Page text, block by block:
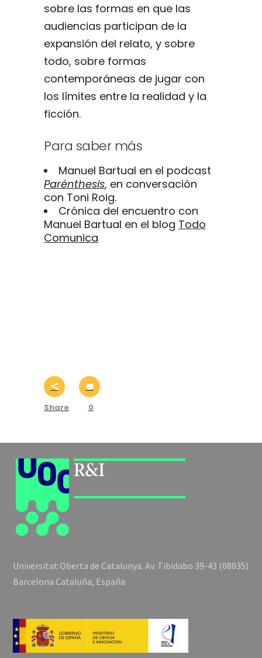
sobre las formas en que las
audiencias participan de la
expansión del relato, y sobre
todo, sobre formas
contemporáneas de jugar con
los límites entre la realidad y la
ficción.
Para saber más
Manuel Bartual en el podcast
Parénthesis, en conversación
con Toni Roig.
Crónica del encuentro con
Manuel Bartual en el blog Todo
Comunica
Share 0
Universitat Oberta de Catalunya. Av. Tibidabo 39-43 (08035)
Barcelona Cataluña, España